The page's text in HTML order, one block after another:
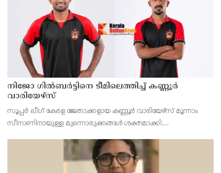
നിജോ ഗിൽബർട്ടിനെ ടീമിലെത്തിച്ച് കണ്ണൂർ
വാരിയേഴ്സ്
സൂപ്പർ ലീഗ് കേരള ജേതാക്കളായ കണ്ണൂർ വാരിയേഴ്‌സ് മൂന്നാം
സീസണിനായുള്ള മുന്നൊരുക്കങ്ങൾ ശക്തമാക്കി.
കണ്ണൂരിന്റെ യുവ പ്രതിരോധതാരം സച്ചിൻ സുനിലിനെയും ടീമിലെ